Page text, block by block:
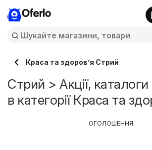
Oferlo
Краса та здоров’я Стрий
Стрий > Акції,
в категорії Краса та
ОГОЛОШЕННЯ